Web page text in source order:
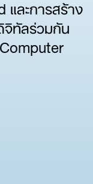
ละการสร้าง
ทัลร่วมกัน